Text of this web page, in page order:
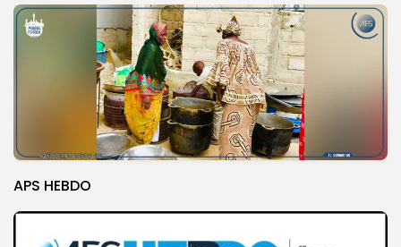
APS HEBDO